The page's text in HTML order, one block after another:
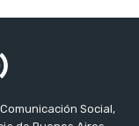
Social,